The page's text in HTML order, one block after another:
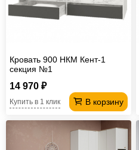
Кровать 900 НКМ Кент-1
секция №1
14 970 ₽
В корзину
Купить в 1 клик